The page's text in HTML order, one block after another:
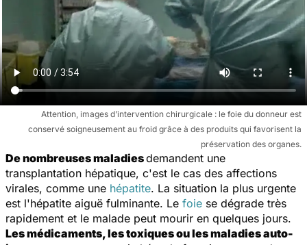
Attention, images d’intervention chirurgicale : le foie du donneur est
conservé soigneusement au froid grâce à des produits qui favorisent la
préservation des organes.
De nombreuses maladiesdemandent une
transplantation hépatique, c'est le cas des affections
virales, comme une hépatite. La situation la plus urgente
est l'hépatite aiguë fulminante. Le foie se dégrade très
rapidement et le malade peut mourir en quelques jours.
Les médicaments, les toxiques ou les maladies auto-